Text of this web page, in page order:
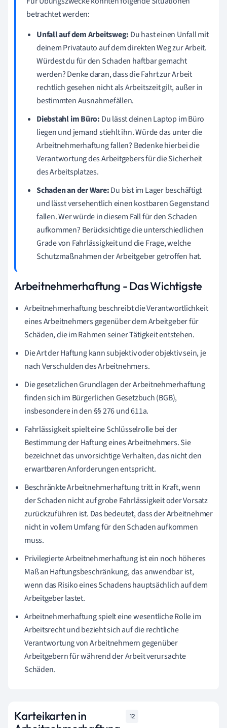
betrachtet werden:
Unfall auf dem Arbeitsweg: Du hast einen Unfall mit
deinem Privatauto auf dem direkten Weg zur Arbeit.
Würdest du für den Schaden haftbar gemacht
werden? Denke daran, dass die Fahrt zur Arbeit
rechtlich gesehen nicht als Arbeitszeit gilt, außer in
bestimmten Ausnahmefällen.
Diebstahl im Büro: Du lässt deinen Laptop im Büro
liegen und jemand stiehlt ihn. Würde das unter die
Arbeitnehmerhaftung fallen? Bedenke hierbei die
Verantwortung des Arbeitgebers für die Sicherheit
des Arbeitsplatzes.
Schaden an der Ware:Du bist im Lager beschäftigt
und lässt versehentlich einen kostbaren Gegenstand
fallen. Wer würde in diesem Fall für den Schaden
aufkommen? Berücksichtige die unterschiedlichen
Grade von Fahrlässigkeit und die Frage, welche
Schutzmaßnahmen der Arbeitgeber getroffen hat.
Arbeitnehmerhaftung - Das Wichtigste
Arbeitnehmerhaftung beschreibt die Verantwortlichkeit
eines Arbeitnehmers gegenüber dem Arbeitgeber für
Schäden, die im Rahmen seiner Tätigkeit entstehen.
Die Art der Haftung kann subjektiv oder objektiv sein, je
nach Verschulden des Arbeitnehmers.
Die gesetzlichen Grundlagen der Arbeitnehmerhaftung
finden sich im Bürgerlichen Gesetzbuch (BGB),
insbesondere in den §§ 276 und 611a.
Fahrlässigkeit spielt eine Schlüsselrolle bei der
Bestimmung der Haftung eines Arbeitnehmers. Sie
bezeichnet das unvorsichtige Verhalten, das nicht den
erwartbaren Anforderungen entspricht.
Beschränkte Arbeitnehmerhaftung tritt in Kraft, wenn
der Schaden nicht auf grobe Fahrlässigkeit oder Vorsatz
zurückzuführen ist. Das bedeutet, dass der Arbeitnehmer
nicht in vollem Umfang für den Schaden aufkommen
muss.
Privilegierte Arbeitnehmerhaftung ist ein noch höheres
Maß an Haftungsbeschränkung, das anwendbar ist,
wenn das Risiko eines Schadens hauptsächlich auf dem
Arbeitgeber lastet.
Arbeitnehmerhaftung spielt eine wesentliche Rolle im
Arbeitsrecht und bezieht sich auf die rechtliche
Verantwortung von Arbeitnehmern gegenüber
Arbeitgebern für während der Arbeit verursachte
Schäden.
Karteikarten in
12